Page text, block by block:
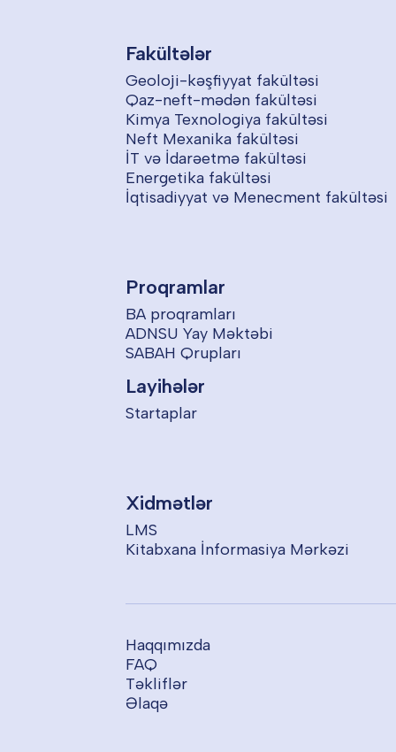
Fakültələr
Geoloji-kəşfiyyat fakültəsi
Qaz-neft-mədən fakültəsi
Kimya Texnologiya fakültəsi
Neft Mexanika fakültəsi
İT və İdarəetmə fakültəsi
Energetika fakültəsi
İqtisadiyyat və Menecment fakültəsi
Proqramlar
BA proqramları
ADNSU Yay Məktəbi
SABAH Qrupları
Layihələr
Startaplar
Xidmətlər
LMS
Kitabxana İnformasiya Mərkəzi
Haqqımızda
FAQ
Təkliflər
Əlaqə